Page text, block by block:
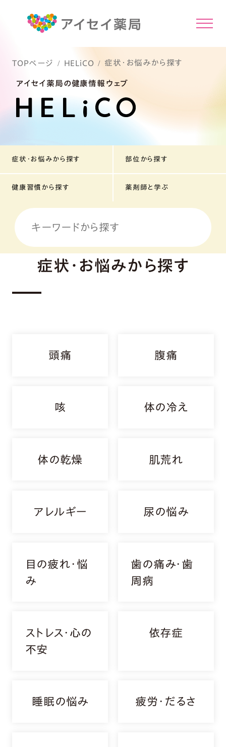
TOPページ HELiCO 症状・お悩みから探す
アイセイ薬局の健康情報ウェブ
症状・お悩みから探す 部位から探す
健康習慣から探す 薬剤師と学ぶ
症状・お悩みから探す
頭痛 腹痛
咳 体の冷え
体の乾燥 肌荒れ
アレルギー 尿の悩み
目の疲れ・悩
み
歯の痛み・歯
周病
ストレス・心の
不安
依存症
睡眠の悩み 疲労・だるさ